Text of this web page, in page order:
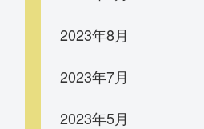
2023年8月
2023年7月
2023年5月